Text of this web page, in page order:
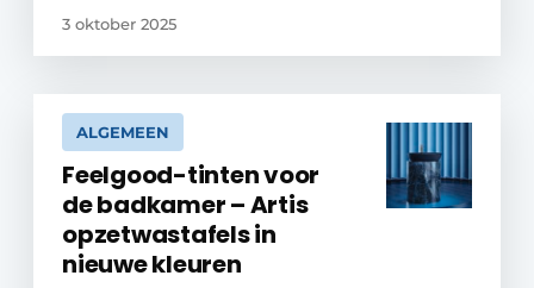
3 oktober 2025
ALGEMEEN
Feelgood-tinten voor
de badkamer – Artis
opzetwastafels in
nieuwe kleuren